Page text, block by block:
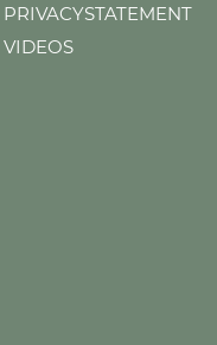
PRIVACYSTATEMENT
VIDEOS